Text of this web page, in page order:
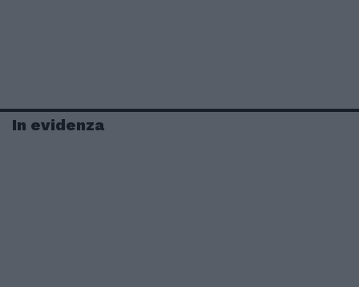
In evidenza